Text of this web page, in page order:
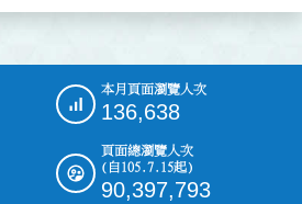
本月頁面瀏覽人次
136,638
頁面總瀏覽人次
(自105.7.15起)
90,397,793